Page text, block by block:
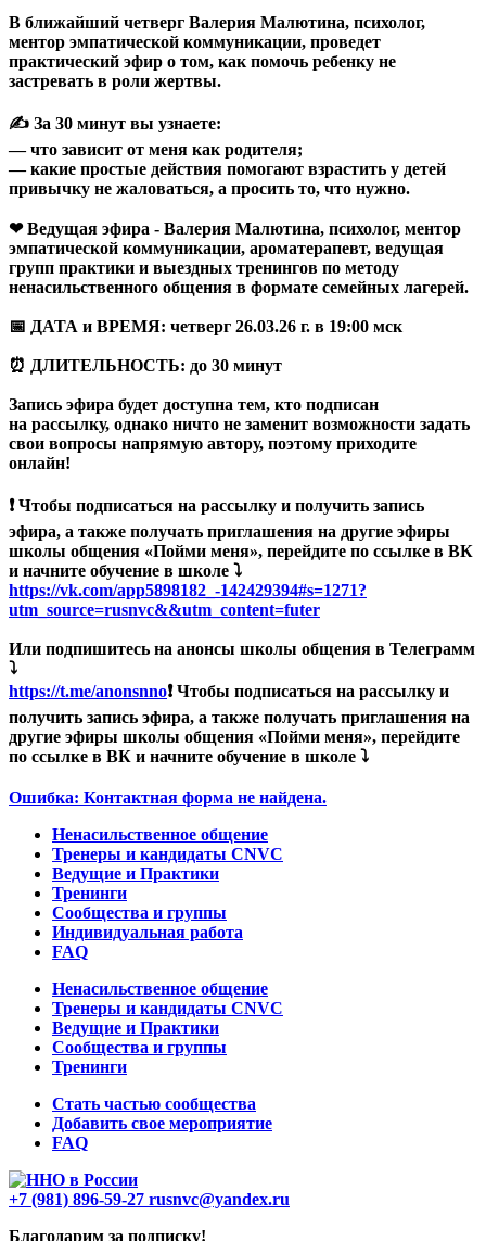
В ближайший четверг Валерия Малютина, психолог,
ментор эмпатической коммуникации, проведет
практический эфир о том, как помочь ребенку не
застревать в роли жертвы.
✍ За 30 минут вы узнаете:
— что зависит от меня как родителя;
— какие простые действия помогают взрастить у детей
привычку не жаловаться, а просить то, что нужно.
❤ Ведущая эфира - Валерия Малютина, психолог, ментор
эмпатической коммуникации, ароматерапевт, ведущая
групп практики и выездных тренингов по методу
ненасильственного общения в формате семейных лагерей.
📅 ДАТА и ВРЕМЯ: четверг 26.03.26 г. в 19:00 мск
⏰ ДЛИТЕЛЬНОСТЬ: до 30 минут
Запись эфира будет доступна тем, кто подписан
на рассылку, однако ничто не заменит возможности задать
свои вопросы напрямую автору, поэтому приходите
онлайн!
❗ Чтобы подписаться на рассылку и получить запись
эфира, а также получать приглашения на другие эфиры
школы общения «Пойми меня», перейдите по ссылке в ВК
и начните обучение в школе ⤵️
https://vk.com/app5898182_-142429394#s=1271?
utm_source=rusnvc&&utm_content=futer
Или подпишитесь на анонсы школы общения в Телеграмм
⤵️
https://t.me/anonsnno❗ Чтобы подписаться на рассылку и
получить запись эфира, а также получать приглашения на
другие эфиры школы общения «Пойми меня», перейдите
по ссылке в ВК и начните обучение в школе ⤵️
Ошибка: Контактная форма не найдена.
Ненасильственное общение
Тренеры и кандидаты CNVC
Ведущие и Практики
Тренинги
Сообщества и группы
Индивидуальная работа
FAQ
Ненасильственное общение
Тренеры и кандидаты CNVC
Ведущие и Практики
Сообщества и группы
Тренинги
Стать частью сообщества
Добавить свое мероприятие
FAQ
+7 (981) 896-59-27 rusnvc@yandex.ru
Благодарим за подписку!